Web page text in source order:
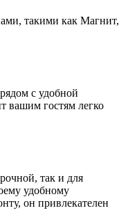
такими как Магнит,
с удобной
вашим гостям легко
так и для
удобному
он привлекателен